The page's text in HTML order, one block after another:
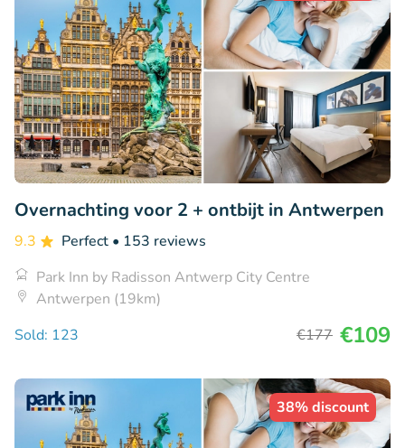
Overnachting voor 2 + ontbijt in Antwerpen
9.3 Perfect • 153 reviews
Park Inn by Radisson Antwerp City Centre
Antwerpen (19km)
Sold: 123
€177 €109
38% discount